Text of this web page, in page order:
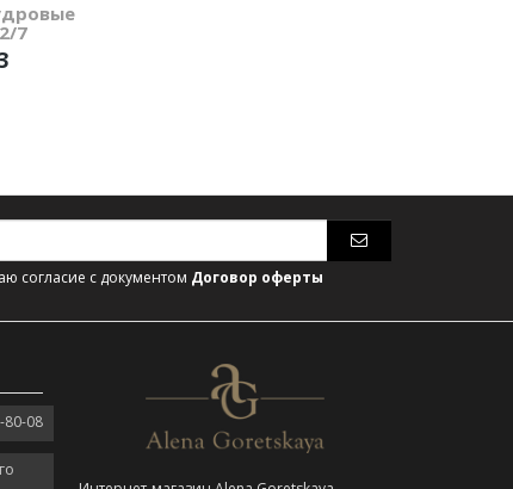
7
согласие с документом Договор оферты
80-08